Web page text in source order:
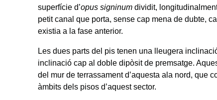
superfície d’opus signinum dividit,
petit canal que porta, sense cap mena de dubte,
existia a la fase anterior.
Les dues parts del pis tenen una lleugera
inclinació cap al doble dipòsit de premsatge.
del mur de terrassament d’aquesta ala nord, que
àmbits dels pisos d’aquest sector.